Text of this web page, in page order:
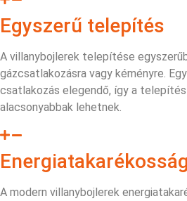
Egyszerű telepítés
A villanybojlerek telepítése
gázcsatlakozásra vagy kéményre.
csatlakozás elegendő, így a
alacsonyabbak lehetnek.
Energiatakarékosság
A modern villanybojlerek